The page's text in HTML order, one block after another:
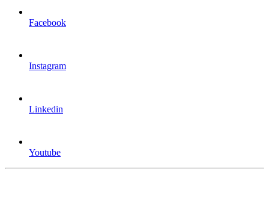
Facebook
Instagram
Linkedin
Youtube